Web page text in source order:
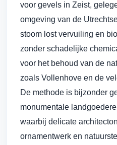
voor gevels in Zeist,
omgeving van de
stoom lost vervuiling en
zonder schadelijke
voor het behoud van de
zoals Vollenhove en de
De methode is bijzonder
monumentale
waarbij delicate
ornamentwerk en